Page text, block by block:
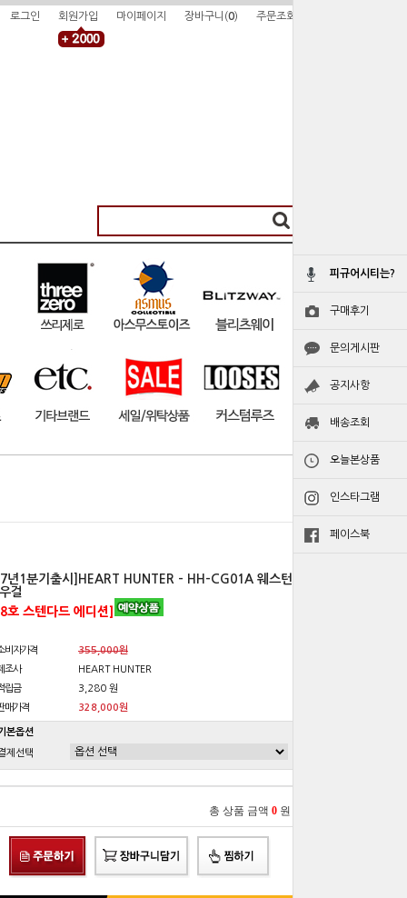
피규어시티는?
구매후기
문의게시판
공지사항
배송조회
오늘본상품
인스타그램
페이스북
로그인 회원가입 마이페이지 장바구니(0) 주문조회
년1분기출시]HEART HUNTER - HH-CG01A 웨스턴
걸
호 스텐다드 에디션]
비자가격
355,000원
조사
HEART HUNTER
립금
3,280 원
매가격
328,000원
본옵션
제선택
총 상품 금액 0 원